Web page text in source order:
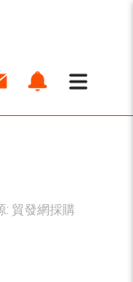
: 貿發網採購